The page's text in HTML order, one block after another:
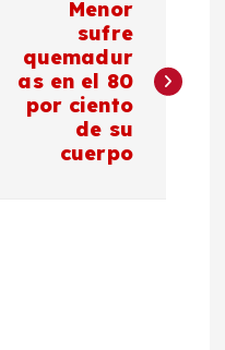
Menor
sufre
quemadur
as en el 80
por ciento
de su
cuerpo